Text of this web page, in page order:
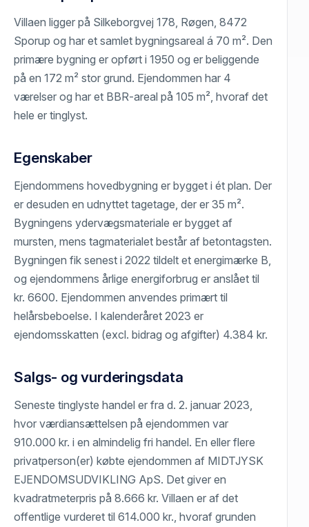
Villaen ligger på Silkeborgvej 178, Røgen, 8472
Sporup og har et samlet bygningsareal á 70 m². Den
primære bygning er opført i 1950 og er beliggende
på en 172 m² stor grund. Ejendommen har 4
værelser og har et BBR-areal på 105 m², hvoraf det
hele er tinglyst.
Egenskaber
Ejendommens hovedbygning er bygget i ét plan. Der
er desuden en udnyttet tagetage, der er 35 m².
Bygningens ydervægsmateriale er bygget af
mursten, mens tagmaterialet består af betontagsten.
Bygningen fik senest i 2022 tildelt et energimærke B,
og ejendommens årlige energiforbrug er anslået til
kr. 6600. Ejendommen anvendes primært til
helårsbeboelse. I kalenderåret 2023 er
ejendomsskatten (excl. bidrag og afgifter) 4.384 kr.
Salgs- og vurderingsdata
Seneste tinglyste handel er fra d. 2. januar 2023,
hvor værdiansættelsen på ejendommen var
910.000 kr. i en almindelig fri handel. En eller flere
privatperson(er) købte ejendommen af MIDTJYSK
EJENDOMSUDVIKLING ApS. Det giver en
kvadratmeterpris på 8.666 kr. Villaen er af det
offentlige vurderet til 614.000 kr., hvoraf grunden